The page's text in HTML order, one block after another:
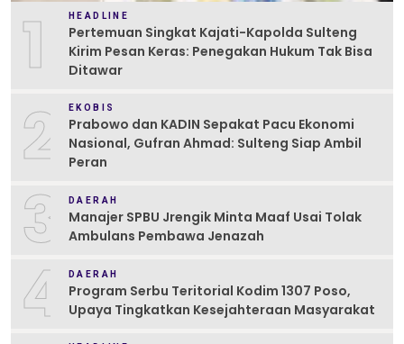
1 HEADLINE
Pertemuan Singkat Kajati-Kapolda Sulteng
Kirim Pesan Keras: Penegakan Hukum Tak Bisa
Ditawar
2 EKOBIS
Prabowo dan KADIN Sepakat Pacu Ekonomi
Nasional, Gufran Ahmad: Sulteng Siap Ambil
Peran
3 DAERAH
Manajer SPBU Jrengik Minta Maaf Usai Tolak
Ambulans Pembawa Jenazah
4 DAERAH
Program Serbu Teritorial Kodim 1307 Poso,
Upaya Tingkatkan Kesejahteraan Masyarakat